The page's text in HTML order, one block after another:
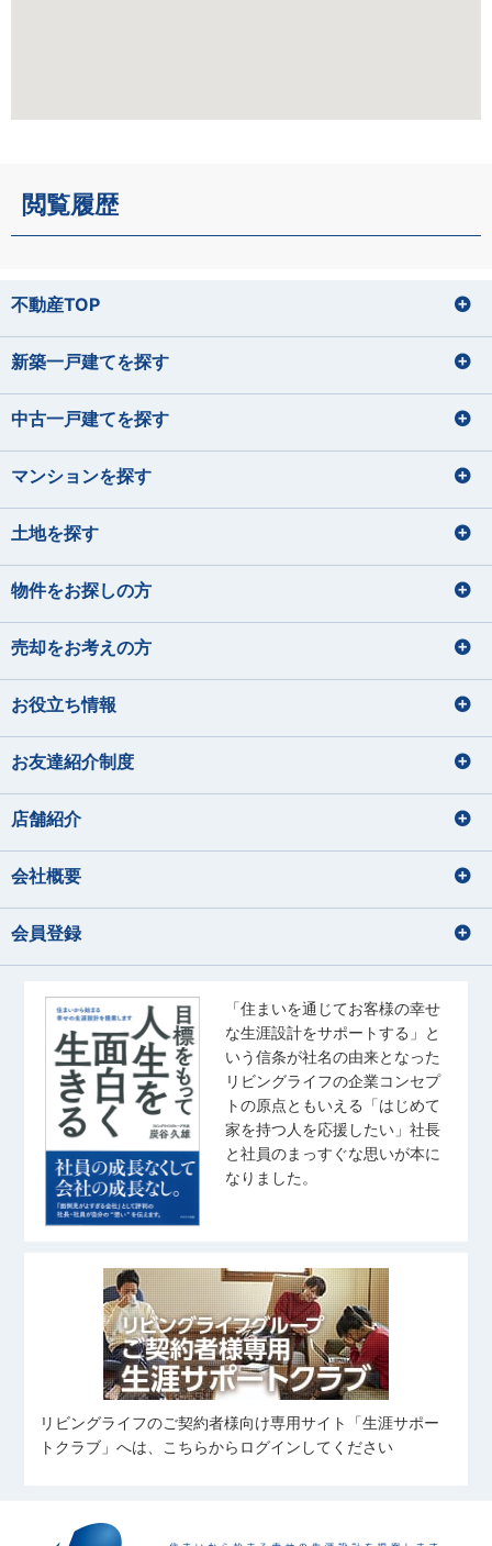
閲覧履歴
不動産TOP
新築一戸建てを探す
中古一戸建てを探す
マンションを探す
土地を探す
物件をお探しの方
売却をお考えの方
お役立ち情報
お友達紹介制度
店舗紹介
会社概要
会員登録
「住まいを通じてお客様の幸せ
な生涯設計をサポートする」と
いう信条が社名の由来となった
リビングライフの企業コンセプ
トの原点ともいえる「はじめて
家を持つ人を応援したい」社長
と社員のまっすぐな思いが本に
なりました。
リビングライフのご契約者様向け専用サイト「生涯サポー
トクラブ」へは、こちらからログインしてください